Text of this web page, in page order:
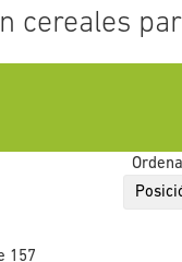
cereales
157